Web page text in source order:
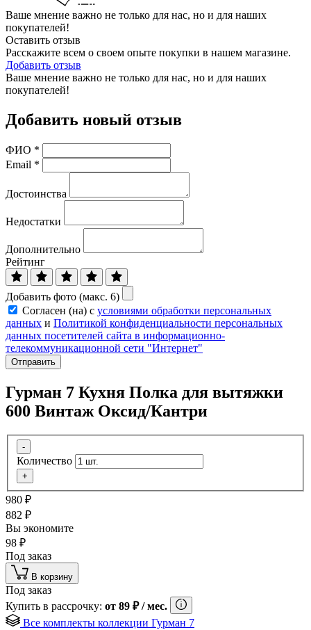
Ваше мнение важно не только для нас, но и для наших
покупателей!
Оставить отзыв
Расскажите всем о своем опыте покупки в нашем магазине.
Добавить отзыв
Ваше мнение важно не только для нас, но и для наших
покупателей!
Добавить новый отзыв
ФИО *
Email *
Достоинства
Недостатки
Дополнительно
Рейтинг
Добавить фото (макс. 6)
Согласен (на) с условиями обработки персональных
данных и Политикой конфиденциальности персональных
данных посетителей сайта в информационно-
телекоммуникационной сети "Интернет"
Отправить
Гурман 7 Кухня Полка для вытяжки
600 Винтаж Оксид/Кантри
-
Количество
+
980 ₽
882 ₽
Вы экономите
98 ₽
Под заказ
В корзину
Под заказ
Купить в рассрочку: от 89 ₽/ мес.
Все комплекты коллекции Гурман 7